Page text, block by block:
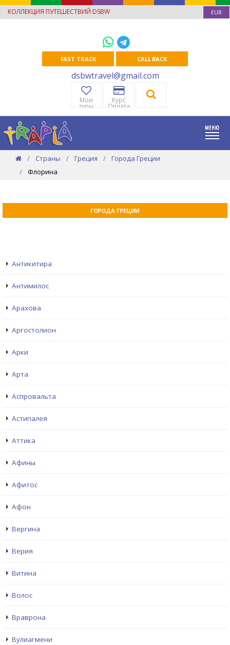
КОЛЛЕКЦИЯ ПУТЕШЕСТВИЙ DSBW EUR
FAST TRACK CALL BACK
dsbwtravel@gmail.com
Мои
туры
Курс
Оплата
Страны Греция
Города Греции
Флорина
ГОРОДА ГРЕЦИИ
Антикитира
Антимилос
Арахова
Аргостолион
Арки
Арта
Аспровальта
Астипалея
Аттика
Афины
Афитос
Афон
Вергина
Верия
Витина
Волос
Враврона
Вулиагмени